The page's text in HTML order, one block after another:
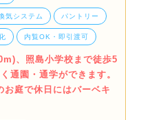
気システム パントリー
内覧OK・即引渡可
、照島小学校まで徒歩5
通園・通学ができます。
庭で休日にはバーベキ